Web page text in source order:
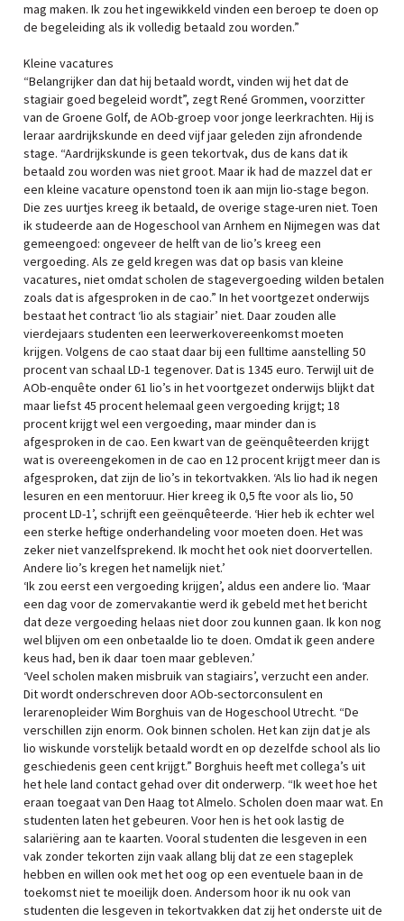
mag maken. Ik zou het ingewikkeld vinden een beroep te doen op
de begeleiding als ik volledig betaald zou worden.”
Kleine vacatures
“Belangrijker dan dat hij betaald wordt, vinden wij het dat de
stagiair goed begeleid wordt”, zegt René Grommen, voorzitter
van de Groene Golf, de AOb-groep voor jonge leerkrachten. Hij is
leraar aardrijkskunde en deed vijf jaar geleden zijn afrondende
stage. “Aardrijkskunde is geen tekortvak, dus de kans dat ik
betaald zou worden was niet groot. Maar ik had de mazzel dat er
een kleine vacature openstond toen ik aan mijn lio-stage begon.
Die zes uurtjes kreeg ik betaald, de overige stage-uren niet. Toen
ik studeerde aan de Hogeschool van Arnhem en Nijmegen was dat
gemeengoed: ongeveer de helft van de lio’s kreeg een
vergoeding. Als ze geld kregen was dat op basis van kleine
vacatures, niet omdat scholen de stagevergoeding wilden betalen
zoals dat is afgesproken in de cao.” In het voortgezet onderwijs
bestaat het contract ‘lio als stagiair’ niet. Daar zouden alle
vierdejaars studenten een leerwerkovereenkomst moeten
krijgen. Volgens de cao staat daar bij een fulltime aanstelling 50
procent van schaal LD-1 tegenover. Dat is 1345 euro. Terwijl uit de
AOb-enquête onder 61 lio’s in het voortgezet onderwijs blijkt dat
maar liefst 45 procent helemaal geen vergoeding krijgt; 18
procent krijgt wel een vergoeding, maar minder dan is
afgesproken in de cao. Een kwart van de geënquêteerden krijgt
wat is overeengekomen in de cao en 12 procent krijgt meer dan is
afgesproken, dat zijn de lio’s in tekortvakken. ‘Als lio had ik negen
lesuren en een mentoruur. Hier kreeg ik 0,5 fte voor als lio, 50
procent LD-1’, schrijft een geënquêteerde. ‘Hier heb ik echter wel
een sterke heftige onderhandeling voor moeten doen. Het was
zeker niet vanzelfsprekend. Ik mocht het ook niet doorvertellen.
Andere lio’s kregen het namelijk niet.’
‘Ik zou eerst een vergoeding krijgen’, aldus een andere lio. ‘Maar
een dag voor de zomervakantie werd ik gebeld met het bericht
dat deze vergoeding helaas niet door zou kunnen gaan. Ik kon nog
wel blijven om een onbetaalde lio te doen. Omdat ik geen andere
keus had, ben ik daar toen maar gebleven.’
‘Veel scholen maken misbruik van stagiairs’, verzucht een ander.
Dit wordt onderschreven door AOb-sectorconsulent en
lerarenopleider Wim Borghuis van de Hogeschool Utrecht. “De
verschillen zijn enorm. Ook binnen scholen. Het kan zijn dat je als
lio wiskunde vorstelijk betaald wordt en op dezelfde school als lio
geschiedenis geen cent krijgt.” Borghuis heeft met collega’s uit
het hele land contact gehad over dit onderwerp. “Ik weet hoe het
eraan toegaat van Den Haag tot Almelo. Scholen doen maar wat. En
studenten laten het gebeuren. Voor hen is het ook lastig de
salariëring aan te kaarten. Vooral studenten die lesgeven in een
vak zonder tekorten zijn vaak allang blij dat ze een stageplek
hebben en willen ook met het oog op een eventuele baan in de
toekomst niet te moeilijk doen. Andersom hoor ik nu ook van
studenten die lesgeven in tekortvakken dat zij het onderste uit de